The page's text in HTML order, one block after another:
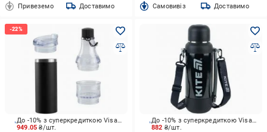
Привеземо Доставимо Cамовивіз Доставимо
949.05₴/шт.
До -10% з суперкредиткою Visa Вигода
882 ₴/шт.
До -10% з суперкредиткою Visa Вигода